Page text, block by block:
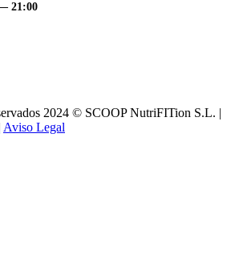
21:00
2024 © SCOOP NutriFITion S.L. |
Aviso Legal